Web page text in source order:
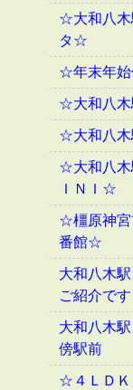
☆大和八木
タ☆
☆年末年
☆大和八木
☆大和八
☆大和八木
ＩＮＩ☆
☆橿原神宮
番館☆
大和八木
ご紹介です
大和八木
傍駅前
☆４ＬＤＫ